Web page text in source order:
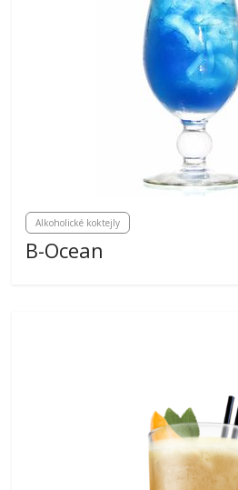
Alkoholické koktejly
B-Ocean